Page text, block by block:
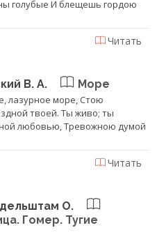
голубые И блещешь гордою
Читать
В. А. Море
лазурное море, Стою
твоей. Ты живо; ты
любовью, Тревожною думой
Читать
О.
Гомер. Тугие